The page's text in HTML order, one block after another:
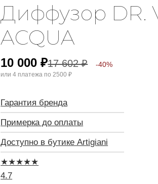
Диффузор DR.
ACQUA
10 000₽17 602₽ -40%
или 4 платежа по2500 ₽
Гарантия бренда
Примерка до оплаты
Доступно в бутике Artigiani
★★★★★
4.7